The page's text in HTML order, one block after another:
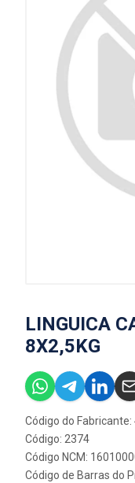
LINGUICA
8X2,5KG
Código do Fabricante:
Código: 2374
Código NCM:
Código de Barras do